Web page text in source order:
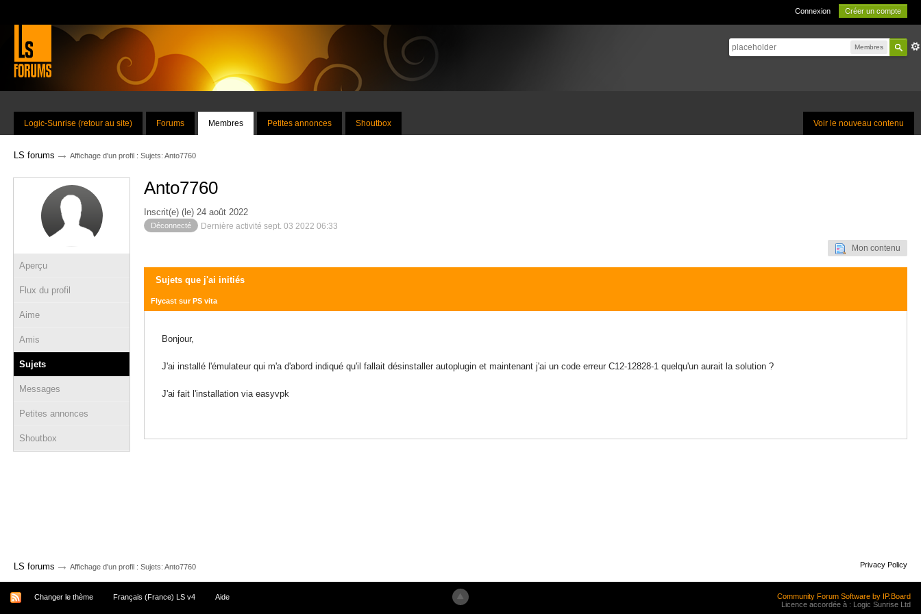
Connexion Créer un compte
Membres
Voir le nouveau contenu
Logic-Sunrise (retour au site) Forums Membres Petites annonces Shoutbox
LS forums → Affichage d'un profil : Sujets: Anto7760
Aperçu
Flux du profil
Aime
Amis
Sujets
Messages
Petites annonces
Shoutbox
Anto7760
Inscrit(e) (le) 24 août 2022
Déconnecté Dernière activité sept. 03 2022 06:33
Mon contenu
Sujets que j'ai initiés
Flycast sur PS vita
Bonjour,
J'ai installé l'émulateur qui m'a d'abord indiqué qu'il fallait désinstaller autoplugin et maintenant j'ai un code erreur C12-12828-1 quelqu'un aurait la solution ?
J'ai fait l'installation via easyvpk
LS forums → Affichage d'un profil : Sujets: Anto7760 Privacy Policy
Changer le thème Français (France) LS v4 Aide
Community Forum Software by IP.Board
Licence accordée à : Logic Sunrise Ltd